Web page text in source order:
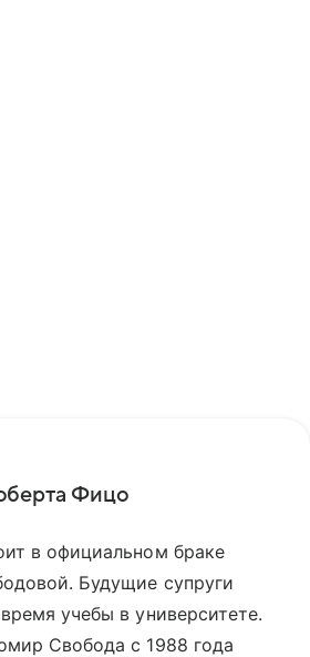
Фицо
в официальном браке
Будущие супруги
учебы в университете.
Свобода с 1988 года